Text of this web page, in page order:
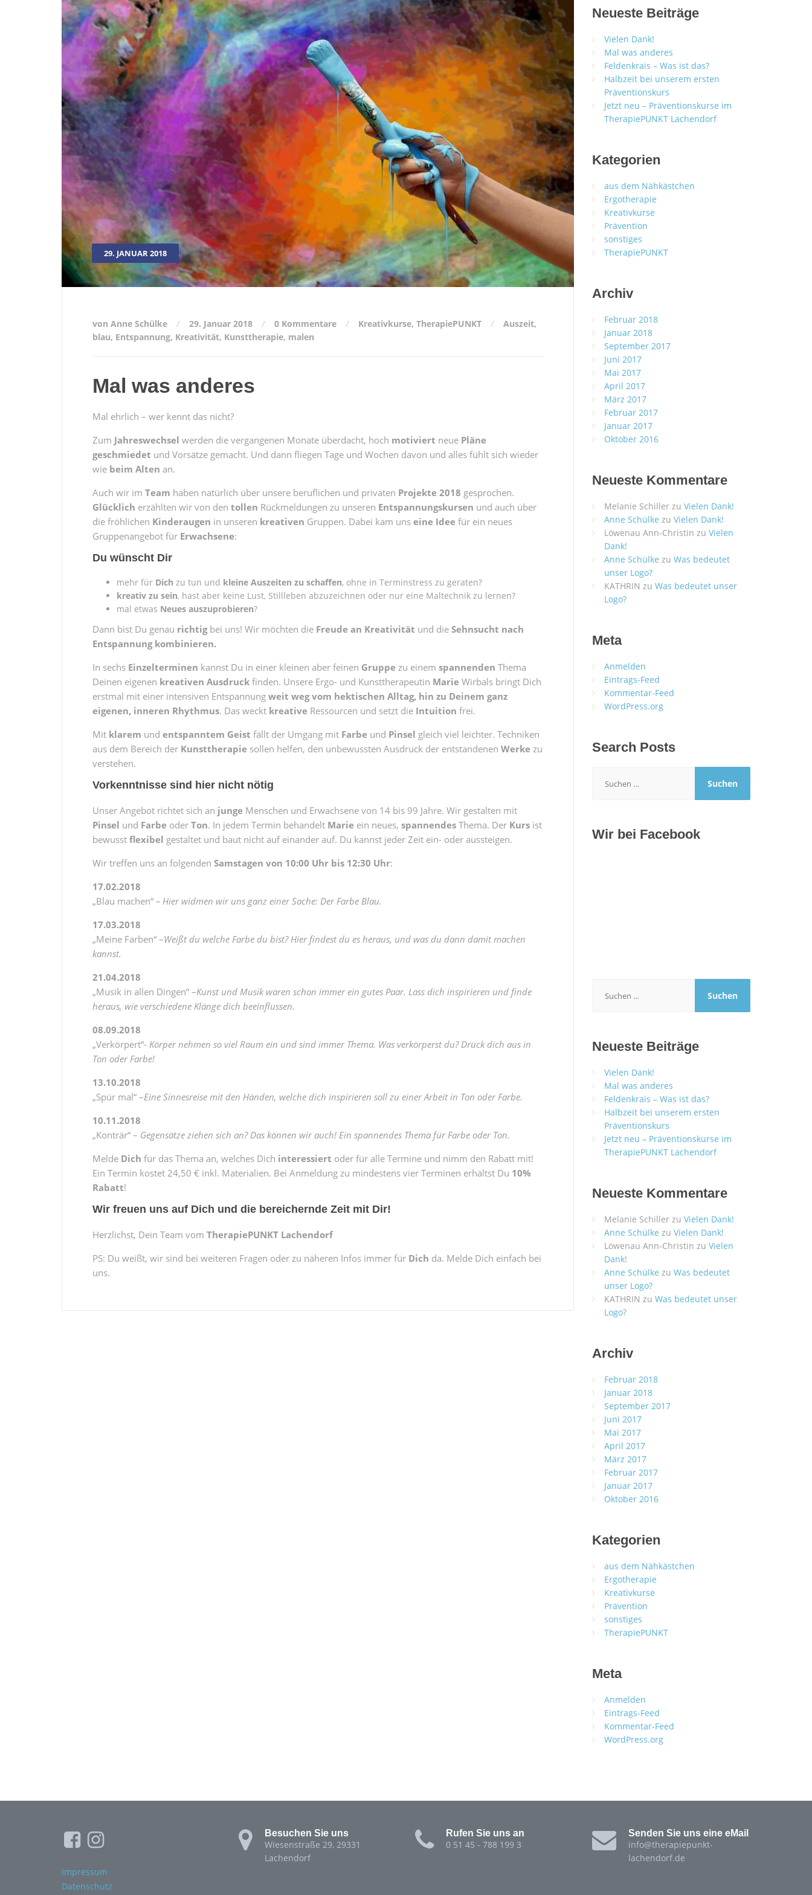
29. JANUAR 2018
von Anne Schülke 29. Januar 2018 0 Kommentare Kreativkurse, TherapiePUNKT Auszeit,
blau, Entspannung, Kreativität, Kunsttherapie, malen
Mal was anderes
Mal ehrlich – wer kennt das nicht?
Zum Jahreswechsel werden die vergangenen Monate überdacht, hoch motiviert neue Pläne
geschmiedet und Vorsätze gemacht. Und dann fliegen Tage und Wochen davon und alles fühlt sich wieder
wie beim Alten an.
Auch wir im Team haben natürlich über unsere beruflichen und privaten Projekte 2018 gesprochen.
Glücklich erzählten wir von den tollen Rückmeldungen zu unseren Entspannungskursen und auch über
die fröhlichen Kinderaugen in unseren kreativen Gruppen. Dabei kam uns eine Idee für ein neues
Gruppenangebot für Erwachsene:
Du wünscht Dir
mehr für Dich zu tun und kleine Auszeiten zu schaffen, ohne in Terminstress zu geraten?
kreativ zu sein, hast aber keine Lust, Stillleben abzuzeichnen oder nur eine Maltechnik zu lernen?
mal etwas Neues auszuprobieren?
Dann bist Du genau richtigbei uns! Wir möchten die Freude an Kreativität und die Sehnsucht nach
Entspannung kombinieren.
In sechs Einzelterminen kannst Du in einer kleinen aber feinen Gruppe zu einem spannenden Thema
Deinen eigenen kreativen Ausdruck finden. Unsere Ergo- und Kunsttherapeutin Marie Wirbals bringt Dich
erstmal mit einer intensiven Entspannung weit weg vom hektischen Alltag, hin zu Deinem ganz
eigenen, inneren Rhythmus. Das weckt kreative Ressourcen und setzt die Intuition frei.
Mit klarem und entspanntem Geist fällt der Umgang mit Farbe und Pinsel gleich viel leichter. Techniken
aus dem Bereich der Kunsttherapie sollen helfen, den unbewussten Ausdruck der entstandenen Werke zu
verstehen.
Vorkenntnisse sind hier nicht nötig
Unser Angebot richtet sich an junge Menschen und Erwachsene von 14 bis 99 Jahre. Wir gestalten mit
Pinsel und Farbe oder Ton. In jedem Termin behandelt Marie ein neues, spannendes Thema. Der Kurs ist
bewusst flexibel gestaltet und baut nicht auf einander auf. Du kannst jeder Zeit ein- oder aussteigen.
Wir treffen uns an folgenden Samstagen von 10:00 Uhr bis 12:30 Uhr:
17.02.2018
„Blau machen“ – Hier widmen wir uns ganz einer Sache: Der Farbe Blau.
17.03.2018
„Meine Farben“ –Weißt du welche Farbe du bist? Hier findest du es heraus, und was du dann damit machen
kannst.
21.04.2018
„Musik in allen Dingen“ –Kunst und Musik waren schon immer ein gutes Paar. Lass dich inspirieren und finde
heraus, wie verschiedene Klänge dich beeinflussen.
08.09.2018
„Verkörpert“- Körper nehmen so viel Raum ein und sind immer Thema. Was verkörperst du? Drück dich aus in
Ton oder Farbe!
13.10.2018
„Spür mal“ –Eine Sinnesreise mit den Händen, welche dich inspirieren soll zu einer Arbeit in Ton oder Farbe.
10.11.2018
„Konträr“ – Gegensätze ziehen sich an? Das können wir auch! Ein spannendes Thema für Farbe oder Ton.
Melde Dich für das Thema an, welches Dich interessiert oder für alle Termine und nimm den Rabatt mit!
Ein Termin kostet 24,50 € inkl. Materialien. Bei Anmeldung zu mindestens vier Terminen erhältst Du 10%
Rabatt!
Wir freuen uns auf Dich und die bereichernde Zeit mit Dir!
Herzlichst, Dein Team vom TherapiePUNKT Lachendorf
PS: Du weißt, wir sind bei weiteren Fragen oder zu näheren Infos immer für Dich da. Melde Dich einfach bei
uns.
Neueste Beiträge
Vielen Dank!
Mal was anderes
Feldenkrais – Was ist das?
Halbzeit bei unserem ersten
Präventionskurs
Jetzt neu – Präventionskurse im
TherapiePUNKT Lachendorf
Kategorien
aus dem Nähkästchen
Ergotherapie
Kreativkurse
Prävention
sonstiges
TherapiePUNKT
Archiv
Februar 2018
Januar 2018
September 2017
Juni 2017
Mai 2017
April 2017
März 2017
Februar 2017
Januar 2017
Oktober 2016
Neueste Kommentare
Melanie Schillerzu Vielen Dank!
Anne Schülke zu Vielen Dank!
Löwenau Ann-Christin zu Vielen
Dank!
Anne Schülke zu Was bedeutet
unser Logo?
KATHRIN zu Was bedeutet unser
Logo?
Meta
Anmelden
Eintrags-Feed
Kommentar-Feed
WordPress.org
Search Posts
nach:
Wir bei Facebook
nach:
Neueste Beiträge
Vielen Dank!
Mal was anderes
Feldenkrais – Was ist das?
Halbzeit bei unserem ersten
Präventionskurs
Jetzt neu – Präventionskurse im
TherapiePUNKT Lachendorf
Neueste Kommentare
Melanie Schillerzu Vielen Dank!
Anne Schülke zu Vielen Dank!
Löwenau Ann-Christin zu Vielen
Dank!
Anne Schülke zu Was bedeutet
unser Logo?
KATHRIN zu Was bedeutet unser
Logo?
Archiv
Februar 2018
Januar 2018
September 2017
Juni 2017
Mai 2017
April 2017
März 2017
Februar 2017
Januar 2017
Oktober 2016
Kategorien
aus dem Nähkästchen
Ergotherapie
Kreativkurse
Prävention
sonstiges
TherapiePUNKT
Meta
Anmelden
Eintrags-Feed
Kommentar-Feed
WordPress.org
Besuchen Sie uns
Wiesenstraße 29, 29331
Lachendorf
Rufen Sie uns an
0 51 45 - 788 199 3
Senden Sie uns eine eMail
info@therapiepunkt-
lachendorf.de
Impressum
Datenschutz